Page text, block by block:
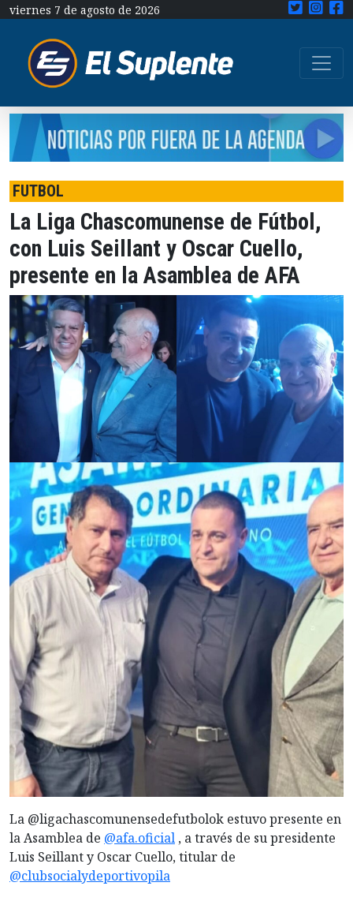
viernes 7 de agosto de 2026
FUTBOL
La Liga Chascomunense de Fútbol,
con Luis Seillant y Oscar Cuello,
presente en la Asamblea de AFA
La @ligachascomunensedefutbolok estuvo presente en
la Asamblea de @afa.oficial , a través de su presidente
Luis Seillant y Oscar Cuello, titular de
@clubsocialydeportivopila